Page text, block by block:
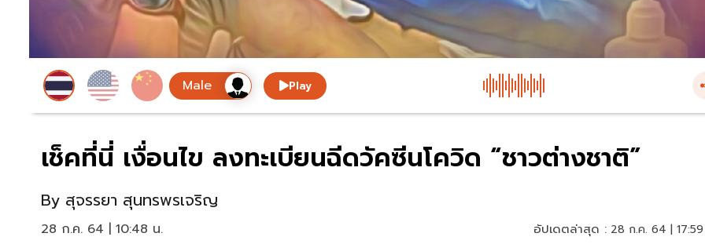
Play
เช็คที่นี่ เงื่อนไข ลงทะเบียนฉีดวัคซีนโควิด “ชาวต่างชาติ”
By สุจรรยา สุนทรพรเจริญ
28 ก.ค. 64 | 10:48 น. อัปเดตล่าสุด : 28 ก.ค. 64 |